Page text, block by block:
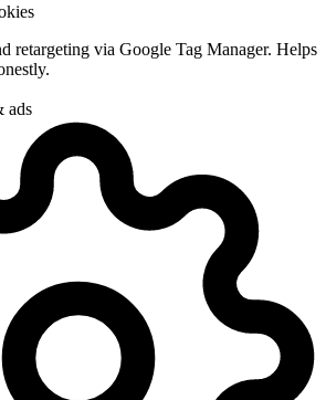
retargeting via Google Tag Manager. Helps
ads